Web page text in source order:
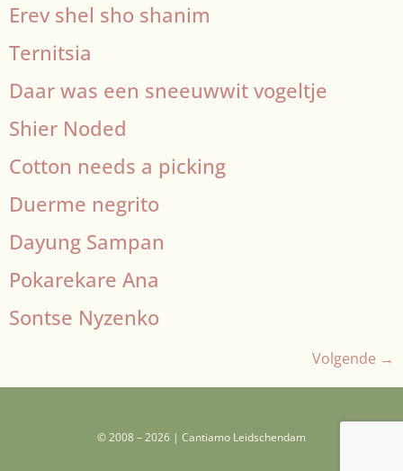
Erev shel sho shanim
Ternitsia
Daar was een sneeuwwit vogeltje
Shier Noded
Cotton needs a picking
Duerme negrito
Dayung Sampan
Pokarekare Ana
Sontse Nyzenko
Volgende →
© 2008 – 2026 | Cantiamo Leidschendam